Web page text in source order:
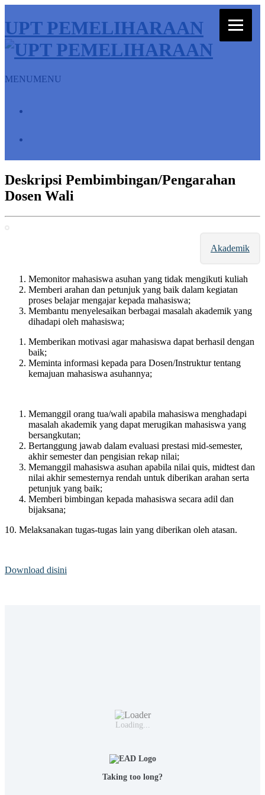
UPT PEMELIHARAAN
MENUMENU
Deskripsi Pembimbingan/Pengarahan
Dosen Wali
Akademik
Memonitor mahasiswa asuhan yang tidak mengikuti kuliah
Memberi arahan dan petunjuk yang baik dalam kegiatan
proses belajar mengajar kepada mahasiswa;
Membantu menyelesaikan berbagai masalah akademik yang
dihadapi oleh mahasiswa;
Memberikan motivasi agar mahasiswa dapat berhasil dengan
baik;
Meminta informasi kepada para Dosen/Instruktur tentang
kemajuan mahasiswa asuhannya;
Memanggil orang tua/wali apabila mahasiswa menghadapi
masalah akademik yang dapat merugikan mahasiswa yang
bersangkutan;
Bertanggung jawab dalam evaluasi prestasi mid-semester,
akhir semester dan pengisian rekap nilai;
Memanggil mahasiswa asuhan apabila nilai quis, midtest dan
nilai akhir semesternya rendah untuk diberikan arahan serta
petunjuk yang baik;
Memberi bimbingan kepada mahasiswa secara adil dan
bijaksana;
10. Melaksanakan tugas-tugas lain yang diberikan oleh atasan.
Download disini
Loading...
Taking too long?